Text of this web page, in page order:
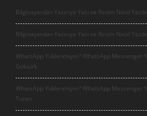
Bilgisayardan Yazıcıya Yazı ve Resim Nasıl
Bilgisayardan Yazıcıya Yazı ve Resim Nasıl
WhatsApp Yüklenmiyor? WhatsApp Messenger
Göktürk
WhatsApp Yüklenmiyor? WhatsApp Messenger
Turan